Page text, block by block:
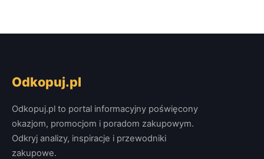
Odkopuj.pl
Odkopuj.pl to portal informacyjny poświęcony
okazjom, promocjom i poradom zakupowym.
Odkryj analizy, inspiracje i przewodniki
zakupowe.